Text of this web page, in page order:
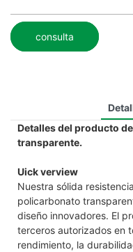
consulta
Detalles del producto
transparente.
Uick verview
Nuestra sólida
policarbonato
diseño innovadores. El
terceros autorizados en
rendimiento, la